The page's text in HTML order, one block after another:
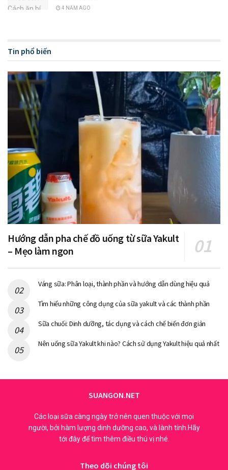
4 NĂM AGO
Tin phổ biến
Hướng dẫn pha chế đồ uống từ sữa Yakult
– Mẹo làm ngon
Váng sữa: Phân loại, thành phần và hướng dẫn dùng hiệu quả
Tìm hiểu những công dụng của sữa yakult và các thành phần
Sữa chuối: Dinh dưỡng, tác dụng và cách chế biến đơn giản
Nên uống sữa Yakult khi nào? Cách sử dụng Yakult hiệu quả nhất
SUANGON.NET
Các loại sữa càng ngày trở nên quen thuộc với mọi
người, bởi hàm lượng dinh dưỡng cao, và lành tính.Hãy
tới đây để tìm thêm điều thú vị nhé.
Theo dõi chúng tôi